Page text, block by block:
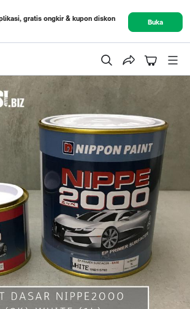
gratis ongkir & kupon diskon
Buka